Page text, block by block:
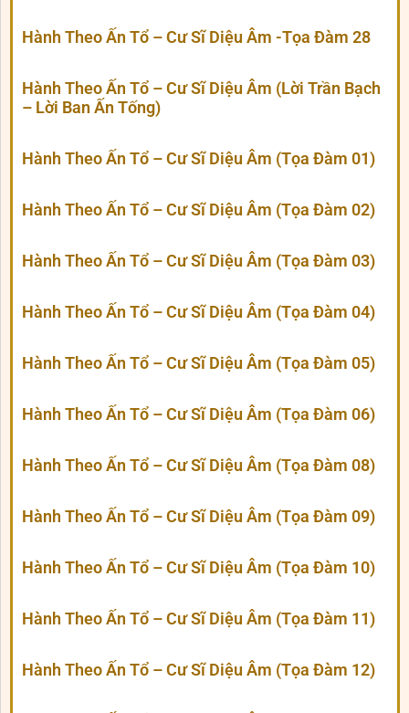
Hành Theo Ấn Tổ – Cư Sĩ Diệu Âm -Tọa Đàm 28
Hành Theo Ấn Tổ – Cư Sĩ Diệu Âm (Lời Trần Bạch
– Lời Ban Ấn Tống)
Hành Theo Ấn Tổ – Cư Sĩ Diệu Âm (Tọa Đàm 01)
Hành Theo Ấn Tổ – Cư Sĩ Diệu Âm (Tọa Đàm 02)
Hành Theo Ấn Tổ – Cư Sĩ Diệu Âm (Tọa Đàm 03)
Hành Theo Ấn Tổ – Cư Sĩ Diệu Âm (Tọa Đàm 04)
Hành Theo Ấn Tổ – Cư Sĩ Diệu Âm (Tọa Đàm 05)
Hành Theo Ấn Tổ – Cư Sĩ Diệu Âm (Tọa Đàm 06)
Hành Theo Ấn Tổ – Cư Sĩ Diệu Âm (Tọa Đàm 08)
Hành Theo Ấn Tổ – Cư Sĩ Diệu Âm (Tọa Đàm 09)
Hành Theo Ấn Tổ – Cư Sĩ Diệu Âm (Tọa Đàm 10)
Hành Theo Ấn Tổ – Cư Sĩ Diệu Âm (Tọa Đàm 11)
Hành Theo Ấn Tổ – Cư Sĩ Diệu Âm (Tọa Đàm 12)